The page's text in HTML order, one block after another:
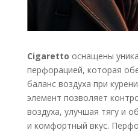
Cigaretto оснащены
перфорацией, которая
баланс воздуха при
элемент позволяет
воздуха, улучшая тягу и
и комфортный вкус.